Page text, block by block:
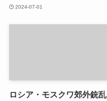
2024-07-01
ロシア・モスクワ郊外銃乱